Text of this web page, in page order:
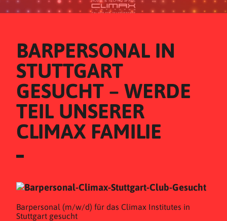
BARPERSONAL IN
STUTTGART
GESUCHT – WERDE
TEIL UNSERER
CLIMAX FAMILIE
Barpersonal (m/w/d) für das Climax Institutes in
Stuttgart gesucht